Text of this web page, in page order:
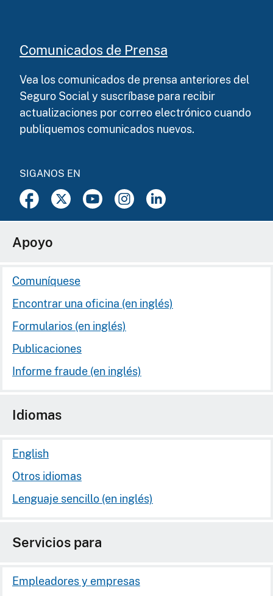
Comunicados de Prensa
Vea los comunicados de prensa anteriores del
Seguro Social y suscríbase para recibir
actualizaciones por correo electrónico cuando
publiquemos comunicados nuevos.
SIGANOS EN
Apoyo
Comuníquese
Encontrar una oficina (en inglés)
Formularios (en inglés)
Publicaciones
Informe fraude (en inglés)
Idiomas
English
Otros idiomas
Lenguaje sencillo (en inglés)
Servicios para
Empleadores y empresas